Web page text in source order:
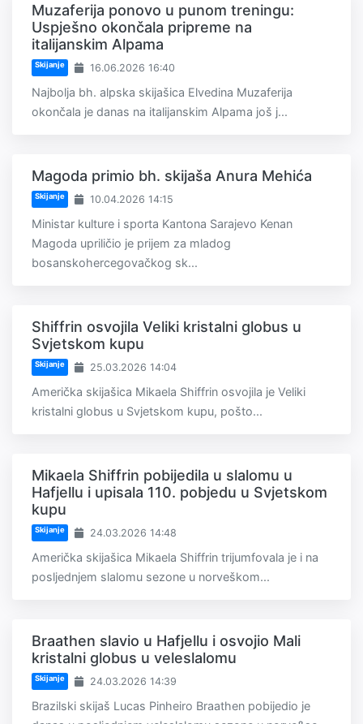
Muzaferija ponovo u punom treningu:
Uspješno okončala pripreme na
italijanskim Alpama
Skijanje 16.06.2026 16:40
Najbolja bh. alpska skijašica Elvedina Muzaferija
okončala je danas na italijanskim Alpama još j...
Magoda primio bh. skijaša Anura Mehića
Skijanje 10.04.2026 14:15
Ministar kulture i sporta Kantona Sarajevo Kenan
Magoda upriličio je prijem za mladog
bosanskohercegovačkog sk...
Shiffrin osvojila Veliki kristalni globus u
Svjetskom kupu
Skijanje 25.03.2026 14:04
Američka skijašica Mikaela Shiffrin osvojila je Veliki
kristalni globus u Svjetskom kupu, pošto...
Mikaela Shiffrin pobijedila u slalomu u
Hafjellu i upisala 110. pobjedu u Svjetskom
kupu
Skijanje 24.03.2026 14:48
Američka skijašica Mikaela Shiffrin trijumfovala je i na
posljednjem slalomu sezone u norveškom...
Braathen slavio u Hafjellu i osvojio Mali
kristalni globus u veleslalomu
Skijanje 24.03.2026 14:39
Brazilski skijaš Lucas Pinheiro Braathen pobijedio je